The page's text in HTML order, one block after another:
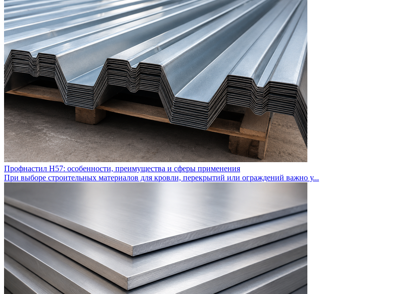
Профнастил Н57: особенности, преимущества и сферы применения
При выборе строительных материалов для кровли, перекрытий или ограждений важно у...